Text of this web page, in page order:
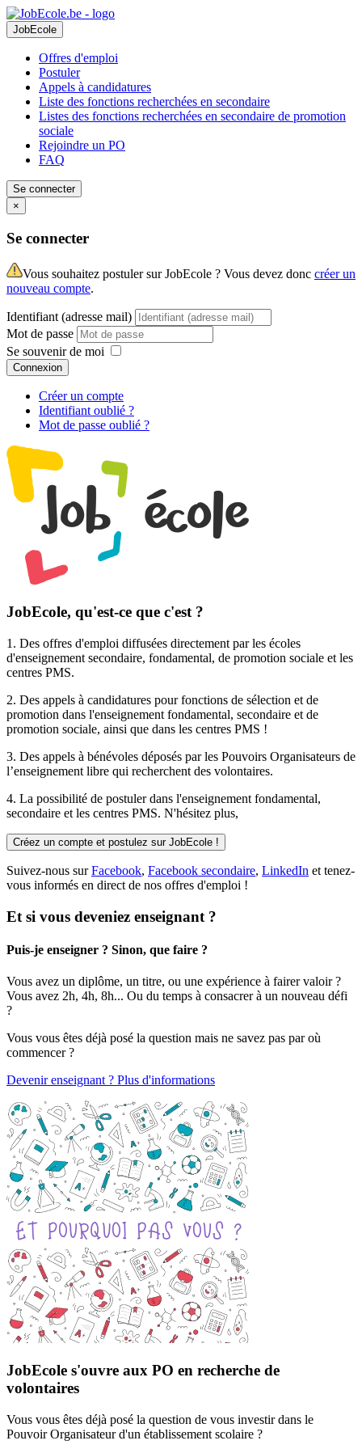
JobEcole
Offres d'emploi
Postuler
Appels à candidatures
Liste des fonctions recherchées en secondaire
Listes des fonctions recherchées en secondaire de promotion
sociale
Rejoindre un PO
FAQ
Se connecter
×
Se connecter
Vous souhaitez postuler sur JobEcole ? Vous devez donc créer un
nouveau compte.
Identifiant (adresse mail)
Mot de passe
Se souvenir de moi
Connexion
Créer un compte
Identifiant oublié ?
Mot de passe oublié ?
JobEcole, qu'est-ce que c'est ?
1. Des offres d'emploi diffusées directement par les écoles
d'enseignement secondaire, fondamental, de promotion sociale et les
centres PMS.
2. Des appels à candidatures pour fonctions de sélection et de
promotion dans l'enseignement fondamental, secondaire et de
promotion sociale, ainsi que dans les centres PMS !
3. Des appels à bénévoles déposés par les Pouvoirs Organisateurs de
l’enseignement libre qui recherchent des volontaires.
4. La possibilité de postulerdans l'enseignement fondamental,
secondaire et les centres PMS. N'hésitez plus,
Créez un compte et postulez sur JobEcole !
Suivez-nous surFacebook, Facebook secondaire, LinkedIn et tenez-
vous informés en direct de nos offres d'emploi !
Et si vous deveniez enseignant ?
Puis-je enseigner ? Sinon, que faire ?
Vous avez un diplôme, un titre, ou une expérience à fairer valoir ?
Vous avez 2h, 4h, 8h... Ou du temps à consacrer à un nouveau défi
?
Vous vous êtes déjà posé la question mais ne savez pas par où
commencer ?
Devenir enseignant ? Plus d'informations
JobEcole s'ouvre aux PO en recherche de
volontaires
Vous vous êtes déjà posé la question de vous investir dans le
Pouvoir Organisateur d'un établissement scolaire ?